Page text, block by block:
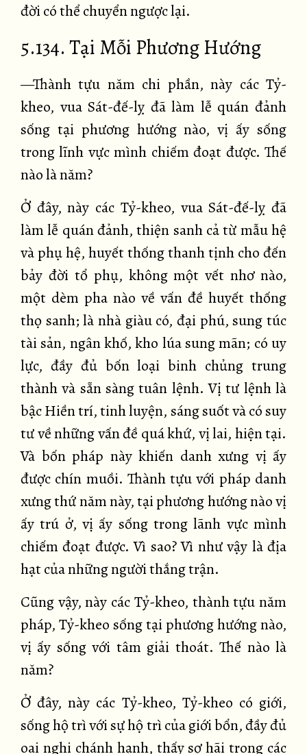
đời có thể chuyển ngược lại.
5.134. Tại Mỗi Phương Hướng
—Thành tựu năm chi phần, này các Tỷ-
kheo, vua Sát-đế-lỵ đã làm lễ quán đảnh
sống tại phương hướng nào, vị ấy sống
trong lĩnh vực mình chiếm đoạt được. Thế
nào là năm?
Ở đây, này các Tỷ-kheo, vua Sát-đế-lỵ đã
làm lễ quán đảnh, thiện sanh cả từ mẫu hệ
và phụ hệ, huyết thống thanh tịnh cho đến
bảy đời tổ phụ, không một vết nhơ nào,
một dèm pha nào về vấn đề huyết thống
thọ sanh; là nhà giàu có, đại phú, sung túc
tài sản, ngân khố, kho lúa sung mãn; có uy
lực, đầy đủ bốn loại binh chủng trung
thành và sẵn sàng tuân lệnh. Vị tư lệnh là
bậc Hiền trí, tinh luyện, sáng suốt và có suy
tư về những vấn đề quá khứ, vị lai, hiện tại.
Và bốn pháp này khiến danh xưng vị ấy
được chín muồi. Thành tựu với pháp danh
xưng thứ năm này, tại phương hướng nào vị
ấy trú ở, vị ấy sống trong lãnh vực mình
chiếm đoạt được. Vì sao? Vì như vậy là địa
hạt của những người thắng trận.
Cũng vậy, này các Tỷ-kheo, thành tựu năm
pháp, Tỷ-kheo sống tại phương hướng nào,
vị ấy sống với tâm giải thoát. Thế nào là
năm?
Ở đây, này các Tỷ-kheo, Tỷ-kheo có giới,
sống hộ trì với sự hộ trì của giới bổn, đầy đủ
oai nghi chánh hạnh, thấy sợ hãi trong các